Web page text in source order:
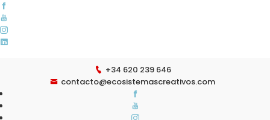
+34 620 239 646
contacto@ecosistemascreativos.com